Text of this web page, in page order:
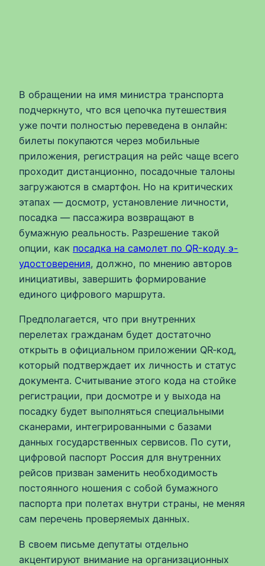
В обращении на имя министра транспорта
подчеркнуто, что вся цепочка путешествия
уже почти полностью переведена в онлайн:
билеты покупаются через мобильные
приложения, регистрация на рейс чаще всего
проходит дистанционно, посадочные талоны
загружаются в смартфон. Но на критических
этапах — досмотр, установление личности,
посадка — пассажира возвращают в
бумажную реальность. Разрешение такой
опции, как посадка на самолет по QR-коду э-
удостоверения, должно, по мнению авторов
инициативы, завершить формирование
единого цифрового маршрута.
Предполагается, что при внутренних
перелетах гражданам будет достаточно
открыть в официальном приложении QR‑код,
который подтверждает их личность и статус
документа. Считывание этого кода на стойке
регистрации, при досмотре и у выхода на
посадку будет выполняться специальными
сканерами, интегрированными с базами
данных государственных сервисов. По сути,
цифровой паспорт Россия для внутренних
рейсов призван заменить необходимость
постоянного ношения с собой бумажного
паспорта при полетах внутри страны, не меняя
сам перечень проверяемых данных.
В своем письме депутаты отдельно
акцентируют внимание на организационных